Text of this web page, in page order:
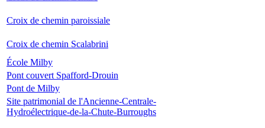
Croix de chemin paroissiale
Croix de chemin Scalabrini
École Milby
Pont couvert Spafford-Drouin
Pont de Milby
Site patrimonial de l'Ancienne-Centrale-
Hydroélectrique-de-la-Chute-Burroughs